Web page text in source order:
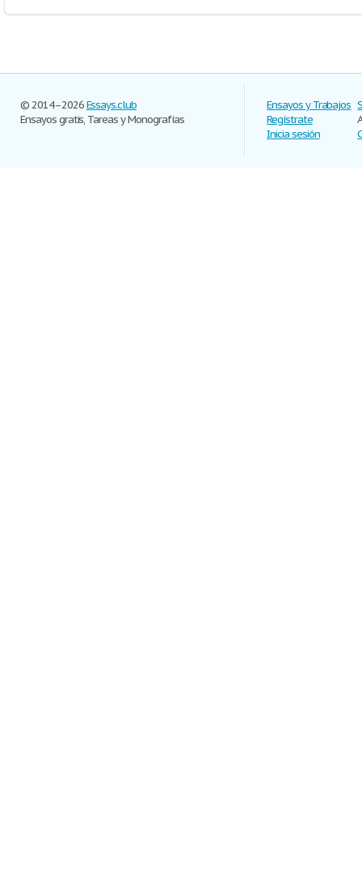
© 2014–2026Essays.club
Ensayos gratis, Tareas y Monografías
Ensayos y Trabajos
Regístrate
Inicia sesión